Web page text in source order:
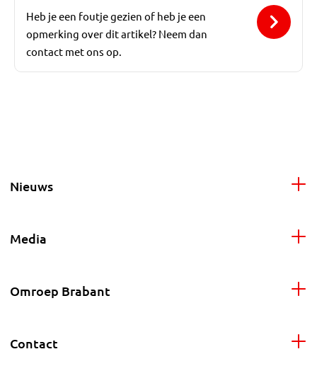
Heb je een foutje gezien of heb je een
opmerking over dit artikel? Neem dan
contact met ons op.
Nieuws
Media
Omroep Brabant
Contact